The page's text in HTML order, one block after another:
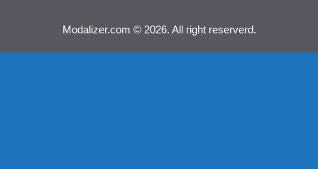
Modalizer.com © 2026. All right reserverd.